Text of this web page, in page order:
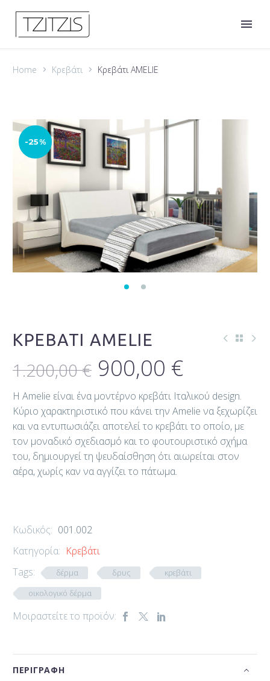
Home Κρεβάτι Κρεβάτι AMELIE
-25%
ΚΡΕΒΆΤΙ AMELIE
1.200,00€ 900,00 €
H Amelie είναι ένα μοντέρνο κρεβάτι Ιταλικού design.
Κύριο χαρακτηριστικό που κάνει την Amelie να ξεχωρίζει
και να εντυπωσιάζει αποτελεί το κρεβάτι το οποίο, με
τον μοναδικό σχεδιασμό και το φουτουριστικό σχήμα
του, δημιουργεί τη ψευδαίσθηση ότι αιωρείται στον
αέρα, χωρίς καν να αγγίζει το πάτωμα.
Κωδικός: 001.002
Κατηγορία: Κρεβάτι
Tags:
δέρμα δρυς
κρεβάτι
οικολογικό δέρμα
Μοιραστείτε το προϊόν:
ΠΕΡΙΓΡΑΦΉ